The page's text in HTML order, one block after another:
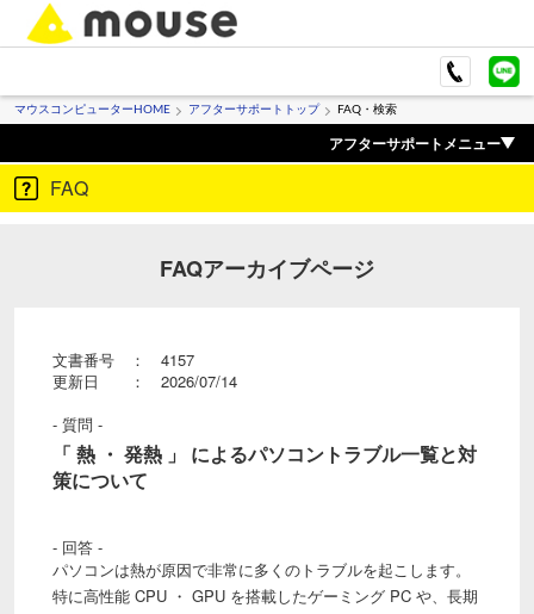
マウスコンピューターHOME アフターサポートトップ FAQ・検索
アフターサポートメニュー
FAQ
FAQアーカイブページ
文書番号 ： 4157
更新日 ： 2026/07/14
- 質問 -
「 熱 ・ 発熱 」 によるパソコントラブル一覧と対
策について
- 回答 -
パソコンは熱が原因で非常に多くのトラブルを起こします。
特に高性能 CPU ・ GPU を搭載したゲーミング PC や、長期